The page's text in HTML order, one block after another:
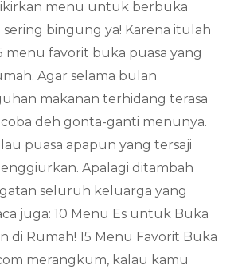
menu untuk berbuka
sering bingung ya! Karena itulah
menu favorit buka puasa yang
Agar selama bulan
makanan terhidang terasa
coba deh gonta-ganti menunya.
puasa apapun yang tersaji
Apalagi ditambah
seluruh keluarga yang
juga: 10 Menu Es untuk Buka
di Rumah! 15 Menu Favorit Buka
merangkum, kalau kamu